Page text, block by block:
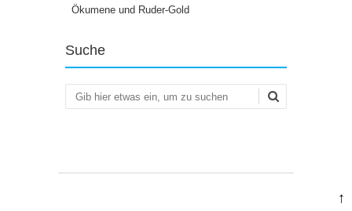
Ökumene und Ruder-Gold
Suche
Suchen
↑